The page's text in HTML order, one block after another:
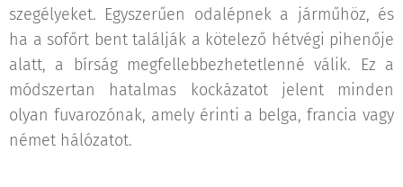
szegélyeket. Egyszerűen odalépnek a járműhöz, és
ha a sofőrt bent találják a kötelező hétvégi pihenője
alatt, a bírság megfellebbezhetetlenné válik. Ez a
módszertan hatalmas kockázatot jelent minden
olyan fuvarozónak, amely érinti a belga, francia vagy
német hálózatot.